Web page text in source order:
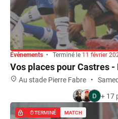
Événements • Terminé le 11 février
Vos places pour Castres -
Au stade Pierre Fabre •
+ 17
TERMINÉ MATCH